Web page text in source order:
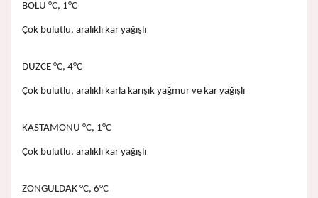
BOLU °C, 1°C
Çok bulutlu, aralıklı kar yağışlı
DÜZCE °C, 4°C
Çok bulutlu, aralıklı karla karışık yağmur ve kar yağışlı
KASTAMONU °C, 1°C
Çok bulutlu, aralıklı kar yağışlı
ZONGULDAK °C, 6°C